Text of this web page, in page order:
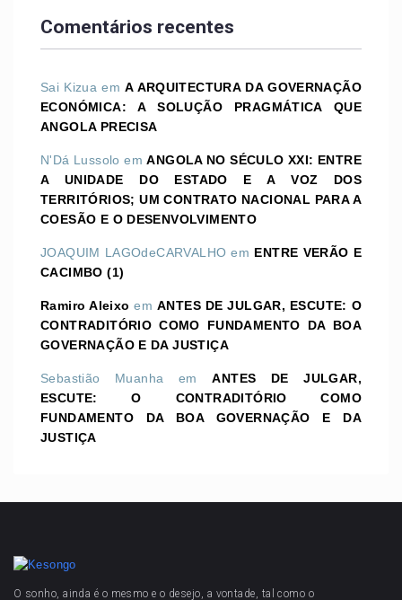
Comentários recentes
Sai Kizua emA ARQUITECTURA DA GOVERNAÇÃO
ECONÓMICA: A SOLUÇÃO PRAGMÁTICA QUE
ANGOLA PRECISA
N'Dá Lussolo emANGOLA NO SÉCULO XXI: ENTRE
A UNIDADE DO ESTADO E A VOZ DOS
TERRITÓRIOS; UM CONTRATO NACIONAL PARA A
COESÃO E O DESENVOLVIMENTO
JOAQUIM LAGOdeCARVALHO em ENTRE VERÃO E
CACIMBO (1)
Ramiro Aleixo emANTES DE JULGAR, ESCUTE: O
CONTRADITÓRIO COMO FUNDAMENTO DA BOA
GOVERNAÇÃO E DA JUSTIÇA
Sebastião Muanha emANTES DE JULGAR,
ESCUTE: O CONTRADITÓRIO COMO
FUNDAMENTO DA BOA GOVERNAÇÃO E DA
JUSTIÇA
O sonho, ainda é o mesmo e o desejo, a vontade, tal como o